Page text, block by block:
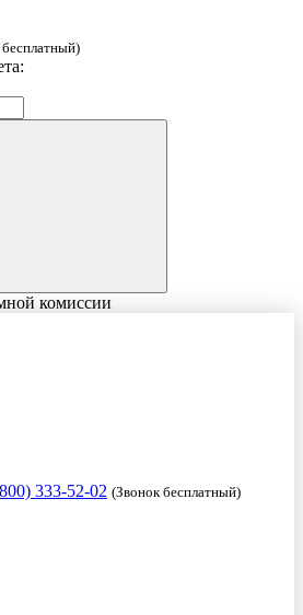
комиссии
333-52-02 (Звонок бесплатный)